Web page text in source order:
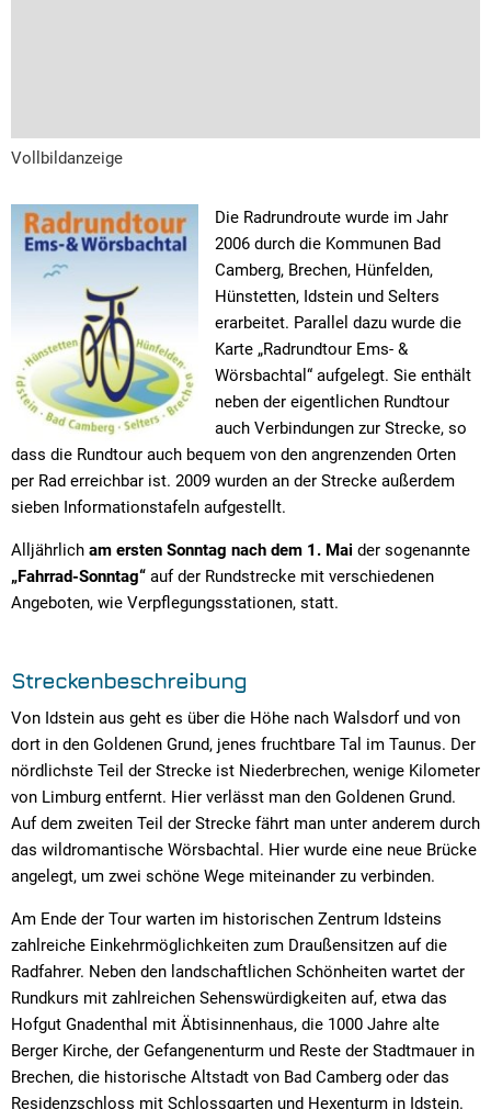
Vollbildanzeige
Die Radrundroute wurde im Jahr
2006 durch die Kommunen Bad
Camberg, Brechen, Hünfelden,
Hünstetten, Idstein und Selters
erarbeitet. Parallel dazu wurde die
Karte „Radrundtour Ems- &
Wörsbachtal“ aufgelegt. Sie enthält
neben der eigentlichen Rundtour
auch Verbindungen zur Strecke, so
dass die Rundtour auch bequem von den angrenzenden Orten
per Rad erreichbar ist. 2009 wurden an der Strecke außerdem
sieben Informationstafeln aufgestellt.
Alljährlich am ersten Sonntag nach dem 1. Mai der sogenannte
„Fahrrad-Sonntag“ auf der Rundstrecke mit verschiedenen
Angeboten, wie Verpflegungsstationen, statt.
Streckenbeschreibung
Von Idstein aus geht es über die Höhe nach Walsdorf und von
dort in den Goldenen Grund, jenes fruchtbare Tal im Taunus. Der
nördlichste Teil der Strecke ist Niederbrechen, wenige Kilometer
von Limburg entfernt. Hier verlässt man den Goldenen Grund.
Auf dem zweiten Teil der Strecke fährt man unter anderem durch
das wildromantische Wörsbachtal. Hier wurde eine neue Brücke
angelegt, um zwei schöne Wege miteinander zu verbinden.
Am Ende der Tour warten im historischen Zentrum Idsteins
zahlreiche Einkehrmöglichkeiten zum Draußensitzen auf die
Radfahrer. Neben den landschaftlichen Schönheiten wartet der
Rundkurs mit zahlreichen Sehenswürdigkeiten auf, etwa das
Hofgut Gnadenthal mit Äbtisinnenhaus, die 1000 Jahre alte
Berger Kirche, der Gefangenenturm und Reste der Stadtmauer in
Brechen, die historische Altstadt von Bad Camberg oder das
Residenzschloss mit Schlossgarten und Hexenturm in Idstein.